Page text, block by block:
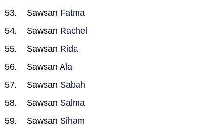
Sawsan Fatma
Sawsan Rachel
Sawsan Rida
Sawsan Ala
Sawsan Sabah
Sawsan Salma
Sawsan Siham